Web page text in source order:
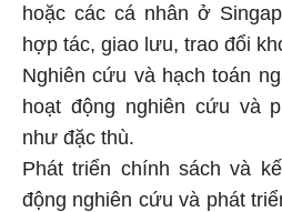
hoặc các cá nhân ở
hợp tác, giao lưu, trao đổi
Nghiên cứu và hạch toán
hoạt động nghiên cứu và
như đặc thù.
Phát triển chính sách và
động nghiên cứu và phát